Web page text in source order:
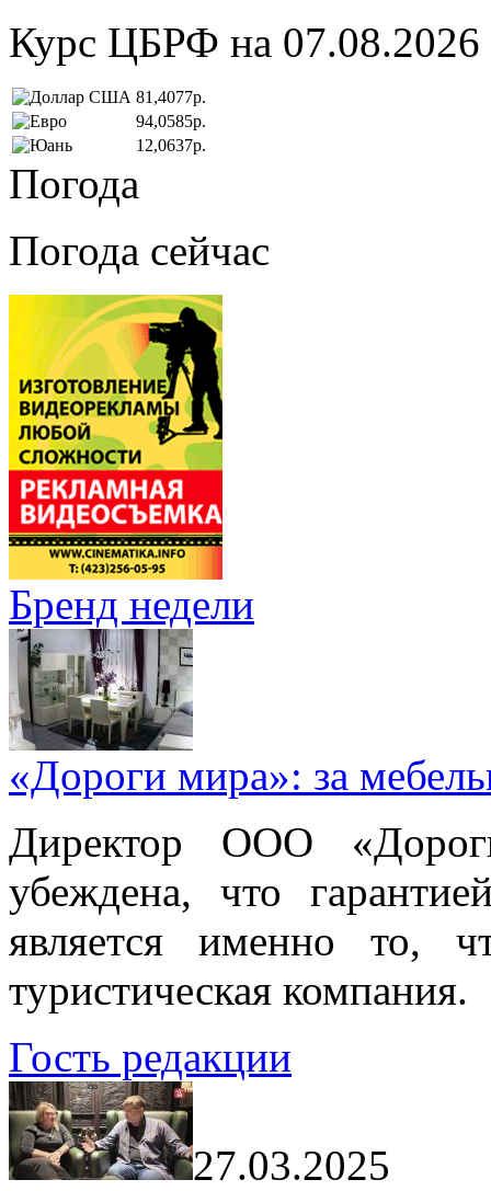
Курс ЦБРФ на 07.08.2026
81,4077р.
94,0585р.
12,0637р.
Погода
Погода сейчас
Бренд недели
«Дороги мира»: за
Директор ООО
убеждена, что
является именно то,
туристическая компания.
Гость редакции
27.03.2025